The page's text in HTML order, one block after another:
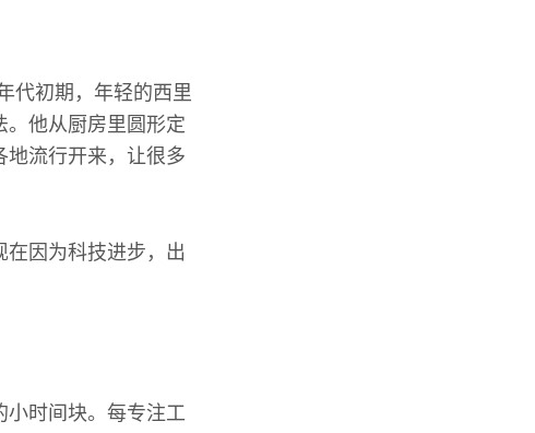
代初期，年轻的西里
。他从厨房里圆形定
地流行开来，让很多
因为科技进步，出
小时间块。每专注工